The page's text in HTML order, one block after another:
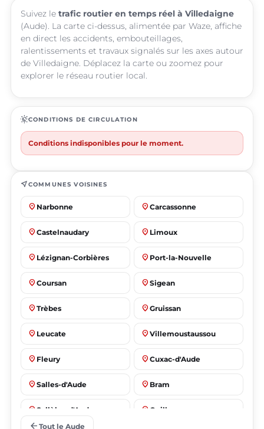
Suivez le trafic routier en temps réel à Villedaigne
(Aude). La carte ci-dessus, alimentée par Waze, affiche
en direct les accidents, embouteillages,
ralentissements et travaux signalés sur les axes autour
de Villedaigne. Déplacez la carte ou zoomez pour
explorer le réseau routier local.
routineCONDITIONS DE CIRCULATION
Conditions indisponibles pour le moment.
near_meCOMMUNES VOISINES
place Narbonne place Carcassonne
place Castelnaudary place Limoux
place Lézignan-Corbières place Port-la-Nouvelle
place Coursan place Sigean
place Trèbes place Gruissan
place Leucate place Villemoustaussou
place Fleury place Cuxac-d'Aude
place Salles-d'Aude place Bram
place Sallèles-d'Aude place Quillan
arrow_back Tout le Aude